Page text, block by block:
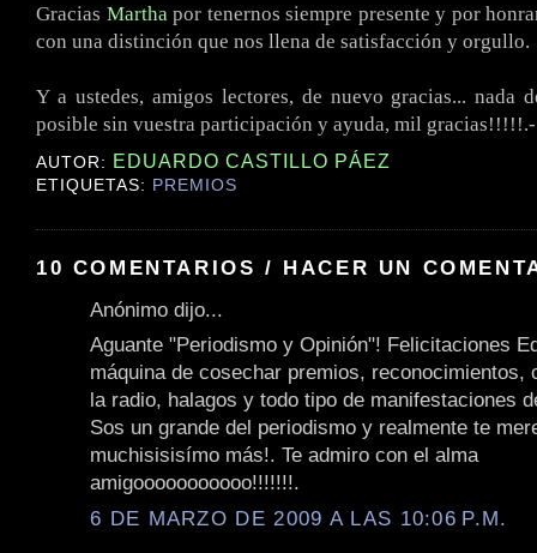
Gracias Marthapor tenernos siempre presente y por
con una distinción que nos llena de satisfacción y orgullo.
Y a ustedes, amigos lectores, de nuevo gracias... nada
posible sin vuestra participación y ayuda, mil gracias!!!!!.-
AUTOR: EDUARDO CASTILLO PÁEZ
ETIQUETAS: PREMIOS
10 COMENTARIOS / HACER UN
Anónimo dijo...
Aguante "Periodismo y Opinión"! Felicitaciones
máquina de cosechar premios, reconocimientos,
la radio, halagos y todo tipo de manifestaciones
Sos un grande del periodismo y realmente te
muchisisisímo más!. Te admiro con el alma
amigooooooooooo!!!!!!!.
6 DE MARZO DE 2009 A LAS 10:06 P.M.